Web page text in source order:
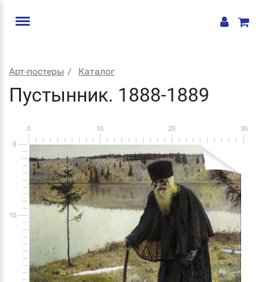
Арт-постеры Каталог
Пустынник. 1888-1889
0 10 30
20
0
10